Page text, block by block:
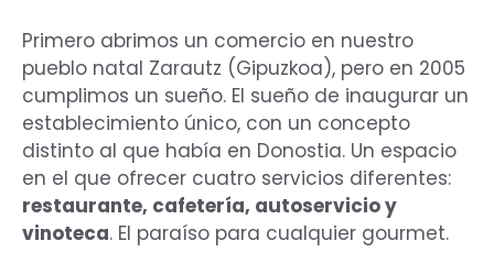
Primero abrimos un comercio en nuestro
pueblo natal Zarautz (Gipuzkoa), pero en 2005
cumplimos un sueño. El sueño de inaugurar un
establecimiento único, con un concepto
distinto al que había en Donostia. Un espacio
en el que ofrecer cuatro servicios diferentes:
restaurante, cafetería, autoservicio y
vinoteca. El paraíso para cualquier gourmet.